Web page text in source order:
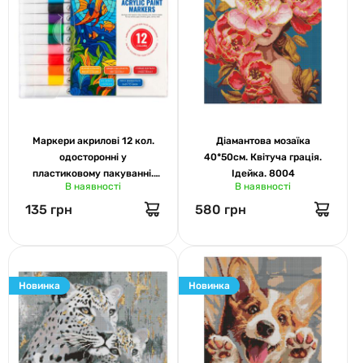
Маркери акрилові 12 кол.
одосторонні у
пластиковому пакуванні.
Ідейка 012
В наявності
135 грн
Діамантова мозаїка
40*50см. Квітуча грація.
Ідейка. 8004
В наявності
580 грн
Новинка Новинка